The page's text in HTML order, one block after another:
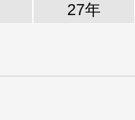
27年